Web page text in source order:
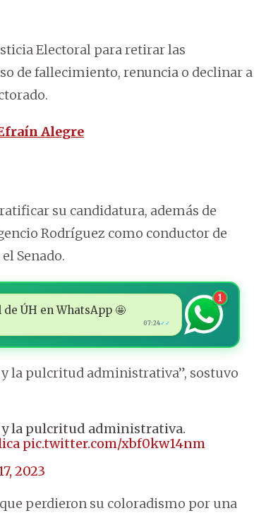
Electoral para retirar las
de fallecimiento, renuncia o declinar a
Alegre
su candidatura, además de
Rodríguez como conductor de
Senado.
ÚH en WhatsApp 🤩
07:24✓✓
1
la pulcritud administrativa”, sostuvo
y la pulcritud administrativa.
pic.twitter.com/xbf0kw14nm
2023
perdieron su coloradismo por una